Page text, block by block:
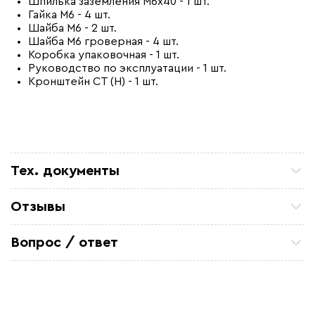
Гайка М6 - 4 шт.
Шайба М6 - 2 шт.
Шайба М6 гроверная - 4 шт.
Коробка упаковочная - 1 шт.
Руководство по эксплуатации - 1 шт.
Кронштейн СТ (Н) - 1 шт.
Тех. документы
Руководство по эксплуатации - TermBox Ex 160N
Сертификат соответствия - Коробки TermBox Ex
Отзывы
ТСЖ 15/43 Закупали кабель для очистных
коммуникаций. Все отлично. по цене и срокам
устроило
Вопрос / ответ